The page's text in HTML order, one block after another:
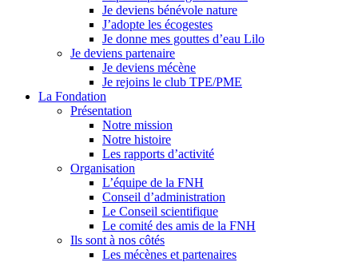
Je deviens bénévole nature
J’adopte les écogestes
Je donne mes gouttes d’eau Lilo
Je deviens partenaire
Je deviens mécène
Je rejoins le club TPE/PME
La Fondation
Présentation
Notre mission
Notre histoire
Les rapports d’activité
Organisation
L’équipe de la FNH
Conseil d’administration
Le Conseil scientifique
Le comité des amis de la FNH
Ils sont à nos côtés
Les mécènes et partenaires